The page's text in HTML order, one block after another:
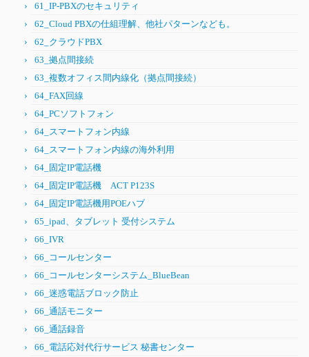
61_IP-PBXのセキュリティ
62_Cloud PBXの仕組理解、他社パターンなども。
62_クラウドPBX
63_拠点間接続
63_複数オフィス間内線化（拠点間接続）
64_FAX回線
64_PCソフトフォン
64_スマートフォン内線
64_スマートフォン内線の海外利用
64_固定IP電話機
64_固定IP電話機 ACT P123S
64_固定IP電話機用POEハブ
65_ipad、タブレット 受付システム
66_IVR
66_コールセンター
66_コールセンターシステム_BlueBean
66_迷惑電話ブロック防止
66_通話モニター
66_通話録音
66_電話応対代行サービス 秘書センター